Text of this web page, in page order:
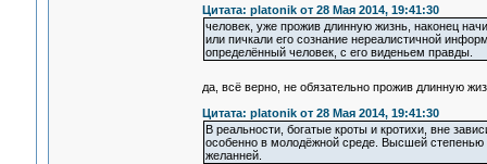
Цитата: platonik от 28 Мая 2014, 19:41:30
человек, уже прожив длинную жизнь, наконец
или пичкали его сознание нереалистичной
определённый человек, с его виденьем правды.
да, всё верно, не обязательно прожив длинную
Цитата: platonik от 28 Мая 2014, 19:41:30
В реальности, богатые кроты и кротихи, вне
особенно в молодёжной среде. Высшей степенью
желанней.